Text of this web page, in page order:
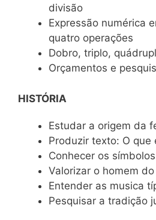
divisão
Expressão numérica
quatro operações
Dobro, triplo,
Orçamentos e
HISTÓRIA
Estudar a origem da
Produzir texto: O que
Conhecer os
Valorizar o homem
Entender as musica
Pesquisar a tradição